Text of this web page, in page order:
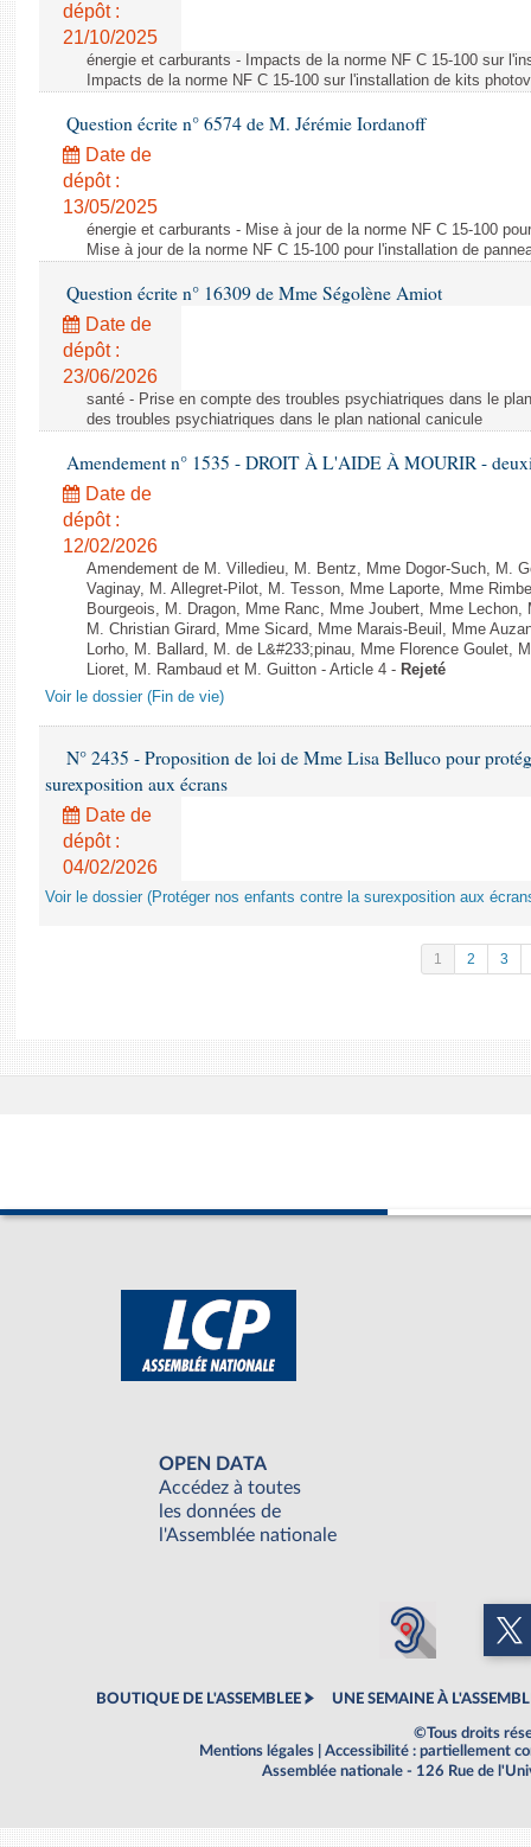
dépôt :
21/10/2025
énergie et carburants - Impacts de la norme NF C 15-100 sur
Impacts de la norme NF C 15-100 sur l'installation de kits
Question écrite n° 6574 de M. Jérémie Iordanoff
Date de
dépôt :
13/05/2025
énergie et carburants - Mise à jour de la norme NF C 15-100
Mise à jour de la norme NF C 15-100 pour l'installation de
Question écrite n° 16309 de Mme Ségolène Amiot
Date de
dépôt :
23/06/2026
santé - Prise en compte des troubles psychiatriques dans le
des troubles psychiatriques dans le plan national canicule
Amendement n° 1535 - DROIT À L'AIDE À MOURIR -
Date de
dépôt :
12/02/2026
Amendement de M. Villedieu, M. Bentz, Mme Dogor-Such, M.
Vaginay, M. Allegret-Pilot, M. Tesson, Mme Laporte, Mme
Bourgeois, M. Dragon, Mme Ranc, Mme Joubert, Mme
M. Christian Girard, Mme Sicard, Mme Marais-Beuil, Mme
Lorho, M. Ballard, M. de L&#233;pinau, Mme Florence Goulet,
Lioret, M. Rambaud et M. Guitton - Article 4 - Rejeté
Voir le dossier (Fin de vie)
N° 2435 - Proposition de loi de Mme Lisa Belluco pour
surexposition aux écrans
Date de
dépôt :
04/02/2026
Voir le dossier (Protéger nos enfants contre la surexposition aux
1 2 3
OPEN DATA
Accédez à toutes
les données de
l'Assemblée nationale
BOUTIQUE DE L'ASSEMBLEE UNE SEMAINE À
©Tous droits
Mentions légales
Accessibilité : partiellement
Assemblée nationale - 126 Rue de